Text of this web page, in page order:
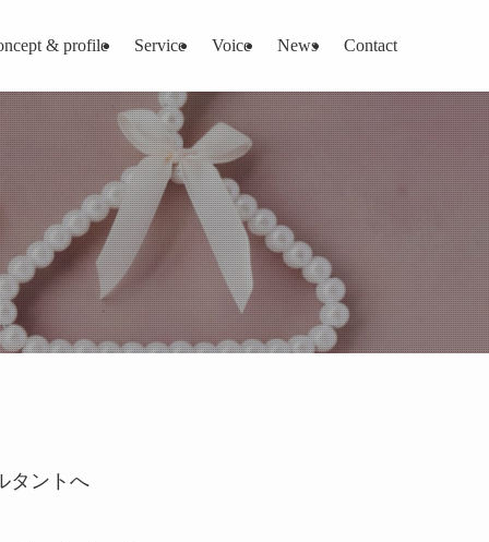
& profile Service Voice News Contact
タントへ